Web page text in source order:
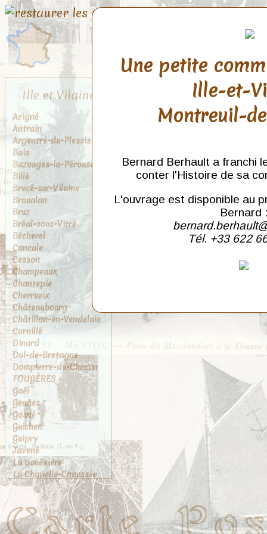
Ille et Vilaine
Acigné
Antrain
Argentré-du-Plessis
Bais
Bazouges-la-Pérouse
Billé
Brecé-sur-Vilaine
Broualan
Bruz
Bréal-sous-Vitré
Bécherel
Cancale
Cesson
Champeaux
Chantepie
Cherrueix
Châteaubourg
Châtillon-en-Vendelais
Cornillé
Dinard
Dol-de-Bretagne
Dompierre-du-Chemin
FOUGÈRES
Gaël
Gennes
Gosné
Guichen
Guipry
Javené
La Bouëxière
La Chapelle-Chaussée
La Chapelle-des-
Fougeretz
La Gouesnière
La Rance
Une petite
Ille-et-
Montreuil-
Bernard Berhault a franchi
conter l'Histoire de sa
L'ouvrage est disponible au
Bernard
Tél. +33 622